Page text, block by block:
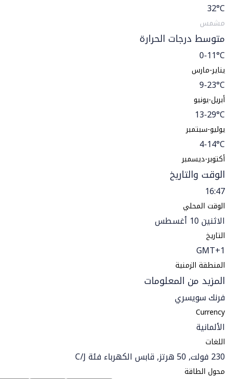
32°C
مشمس
متوسط درجات الحرارة
0-11°C
يناير-مارس
9-23°C
أبريل-يونيو
13-29°C
يوليو-سبتمبر
4-14°C
أكتوبر-ديسمبر
الوقت والتاريخ
16:47
الوقت المحلي
الاثنين 10 أغسطس
التاريخ
GMT+1
المنطقة الزمنية
المزيد من المعلومات
فرنك سويسري
Currency
الألمانية
اللغات
230 فولت, 50 هرتز, قابس الكهرباء فئة C/J
محول الطاقة